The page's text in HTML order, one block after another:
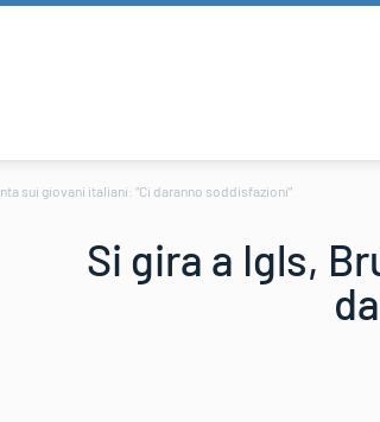
sui giovani italiani: “Ci daranno soddisfazioni”
Si gira a Igls,